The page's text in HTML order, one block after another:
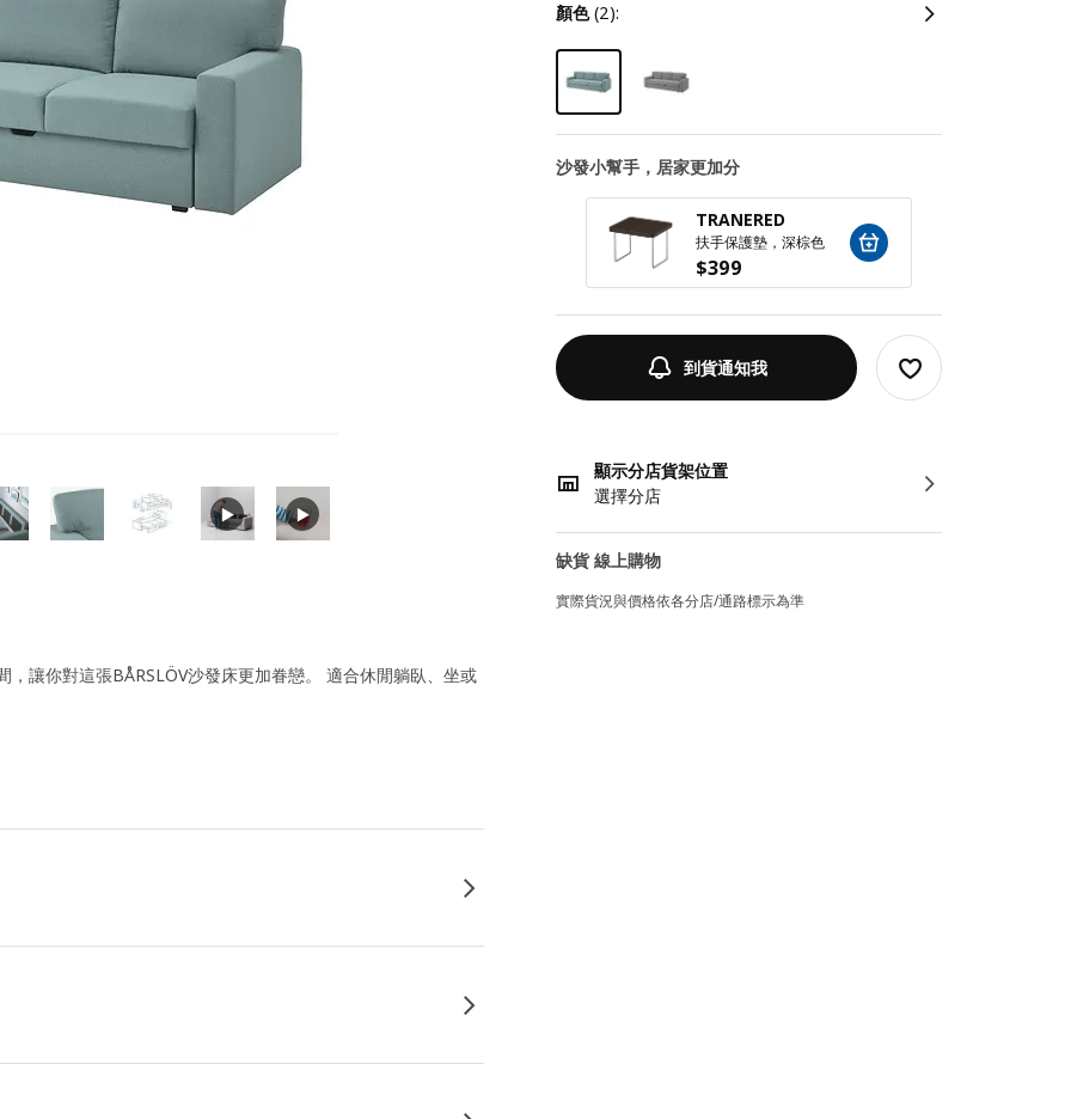
顏色(2):
沙發小幫手，居家更加分
TRANERED
扶手保護墊，深棕色
$399
到貨通知我
顯示分店貨架位置
選擇分店
缺貨 線上購物
實際貨況與價格依各分店/通路標示為準
讓你對這張BÅRSLÖV沙發床更加眷戀。 適合休閒躺臥、坐或